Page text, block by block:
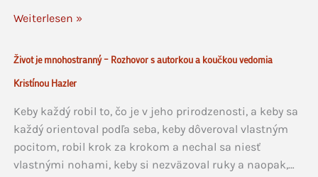
Weiterlesen »
Život je mnohostranný – Rozhovor s autorkou a koučkou vedomia
Kristínou Hazler
Keby každý robil to, čo je v jeho prirodzenosti, a keby sa
každý orientoval podľa seba, keby dôveroval vlastným
pocitom, robil krok za krokom a nechal sa niesť
vlastnými nohami, keby si nezväzoval ruky a naopak,…